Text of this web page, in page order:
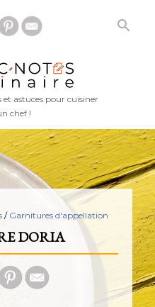
principal
et astuces pour cuisiner
chef !
/ Garnitures d'appellation
DORIA